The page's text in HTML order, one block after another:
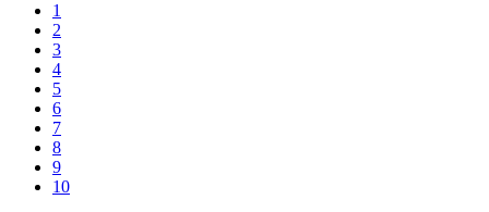
1
2
3
4
5
6
7
8
9
10